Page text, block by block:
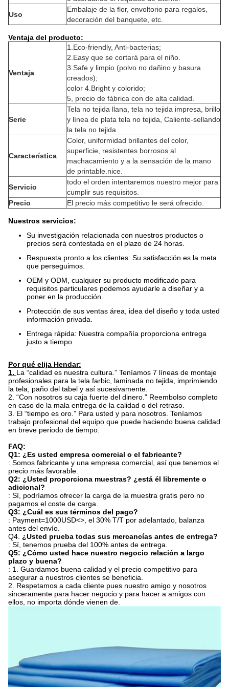
Uso
Embalaje de la flor, envoltorio para regalos,
decoración del banquete, etc.
Ventaja del producto:
Ventaja
1.Eco-friendly, Anti-bacterias;
2.Easy que se cortará para el niño.
3.Safe y limpio (polvo no dañino y basura
creados);
color 4.Bright y colorido;
5, precio de fábrica con de alta calidad.
Serie
Tela no tejida llana, tela no tejida impresa, brillo
y línea de plata tela no tejida, Caliente-sellando
la tela no tejida
Característica
Color, uniformidad brillantes del color,
superficie, resistentes borrosos al
machacamiento y a la sensación de la mano
de printable.nice.
Servicio
todo el orden intentaremos nuestro mejor para
cumplir sus requisitos.
Precio
El precio más competitivo le será ofrecido.
Nuestros servicios:
Su investigación relacionada con nuestros productos o
precios será contestada en el plazo de 24 horas.
Respuesta pronto a los clientes: Su satisfacción es la meta
que perseguimos.
OEM y ODM, cualquier su producto modificado para
requisitos particulares podemos ayudarle a diseñar y a
poner en la producción.
Protección de sus ventas área, idea del diseño y toda usted
información privada.
Entrega rápida: Nuestra compañía proporciona entrega
justo a tiempo.
Por qué elija Hendar:
1. La “calidad es nuestra cultura.” Teníamos 7 líneas de montaje
profesionales para la tela farbic, laminada no tejida, imprimiendo
la tela, paño del tabel y así sucesivamente.
2. “Con nosotros su caja fuerte del dinero.” Reembolso completo
en caso de la mala entrega de la calidad o del retraso.
3. El “tiempo es oro.” Para usted y para nosotros. Teníamos
trabajo profesional del equipo que puede haciendo buena calidad
en breve periodo de tiempo.
FAQ:
Q1: ¿Es usted empresa comercial o el fabricante?
: Somos fabricante y una empresa comercial, así que tenemos el
precio más favorable.
Q2: ¿Usted proporciona muestras? ¿está él libremente o
adicional?
: Sí, podríamos ofrecer la carga de la muestra gratis pero no
pagamos el coste de carga.
Q3: ¿Cuál es sus términos del pago?
: Payment=1000USD<> , el 30% T/T por adelantado, balanza
antes del envío.
Q4. ¿Usted prueba todas sus mercancías antes de entrega?
: Sí, tenemos prueba del 100% antes de entrega.
Q5: ¿Cómo usted hace nuestro negocio relación a largo
plazo y buena?
: 1. Guardamos buena calidad y el precio competitivo para
asegurar a nuestros clientes se beneficia.
2. Respetamos a cada cliente pues nuestro amigo y nosotros
sinceramente para hacer negocio y para hacer a amigos con
ellos, no importa dónde vienen de.